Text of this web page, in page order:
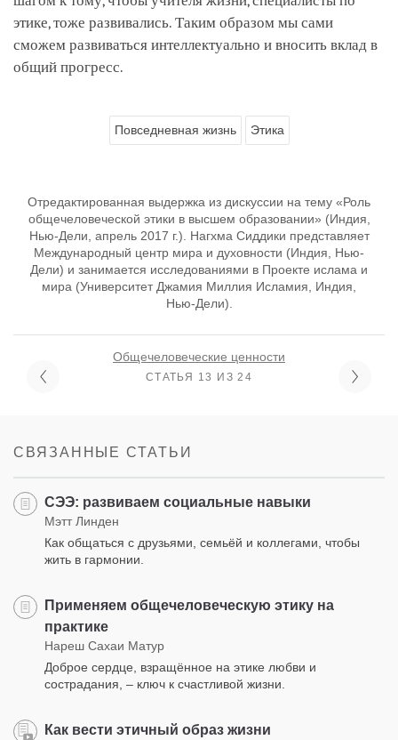
этике, тоже развивались. Таким образом мы сами
сможем развиваться интеллектуально и вносить вклад в
общий прогресс.
Повседневная жизнь Этика
Отредактированная выдержка из дискуссии на тему «Роль
общечеловеческой этики в высшем образовании» (Индия,
Нью-Дели, апрель 2017 г.). Нагхма Сиддики представляет
Международный центр мира и духовности (Индия, Нью-
Дели) и занимается исследованиями в Проекте ислама и
мира (Университет Джамия Миллия Исламия, Индия,
Нью-Дели).
Общечеловеческие ценности
СТАТЬЯ 13 ИЗ 24
СВЯЗАННЫЕ СТАТЬИ
СЭЭ: развиваем социальные навыки
Мэтт Линден
Как общаться с друзьями, семьёй и коллегами, чтобы
жить в гармонии.
Применяем общечеловеческую этику на
практике
Нареш Сахаи Матур
Доброе сердце, взрaщённое на этике любви и
сострадания, – ключ к счастливой жизни.
Как вести этичный образ жизни